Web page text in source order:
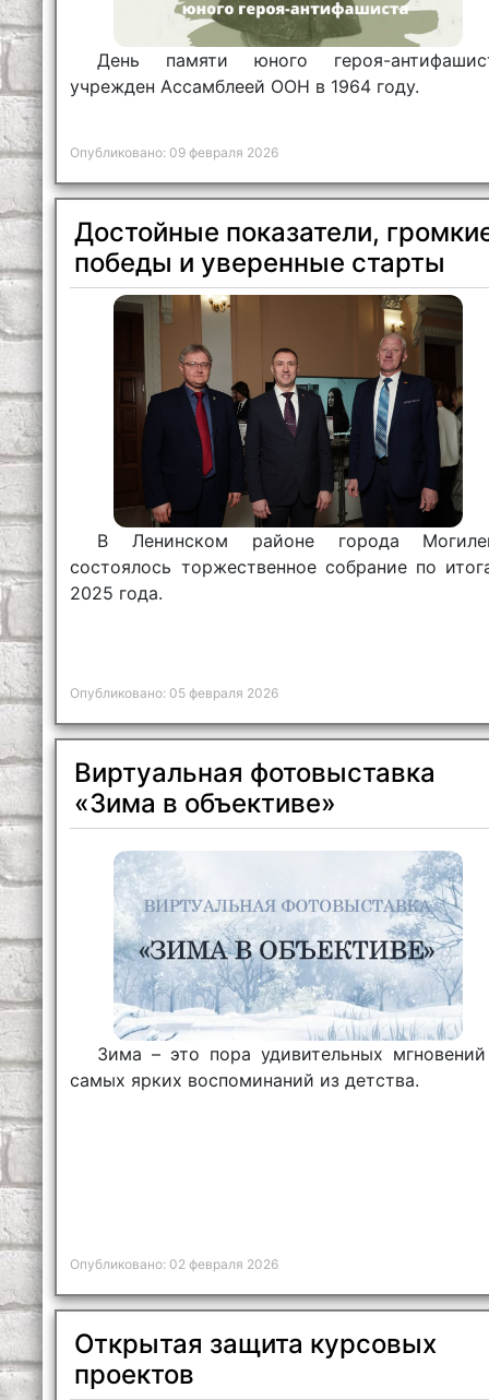
День памяти юного героя-
учрежден Ассамблеей ООН в 1964 году.
Опубликовано: 09 февраля 2026
Достойные показатели,
победы и уверенные старты
В Ленинском районе города
состоялось торжественное собрание по
2025 года.
Опубликовано: 05 февраля 2026
Виртуальная фотовыставка
«Зима в объективе»
Зима – это пора удивительных
самых ярких воспоминаний из детства.
Опубликовано: 02 февраля 2026
Открытая защита курсовых
проектов